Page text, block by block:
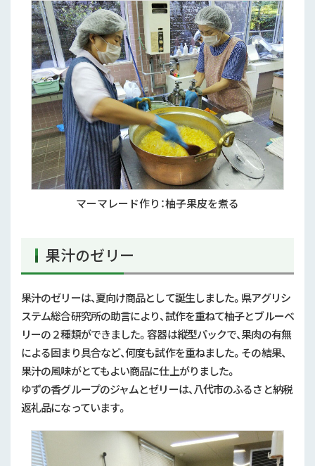
マーマレード作り：柚子果皮を煮る
果汁のゼリー
果汁のゼリーは、夏向け商品として誕生しました。県アグリシ
ステム総合研究所の助言により、試作を重ねて柚子とブルーベ
リーの２種類ができました。容器は縦型パックで、果肉の有無
による固まり具合など、何度も試作を重ねました。その結果、
果汁の風味がとてもよい商品に仕上がりました。
ゆずの香グループのジャムとゼリーは、八代市のふるさと納税
返礼品になっています。